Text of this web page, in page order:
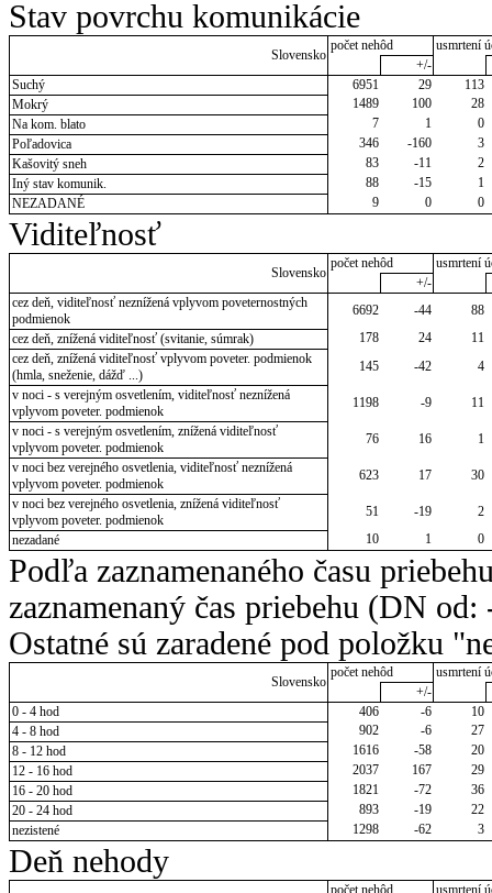
Stav povrchu komunikácie
Slovensko
počet nehôd
usmrtení
+/-
Suchý
6951 29
113
Mokrý
1489 100
28
Na kom. blato
7 1
0
Poľadovica
346 -160
3
Kašovitý sneh
83 -11
2
Iný stav komunik.
88 -15
1
NEZADANÉ
9 0 0
Viditeľnosť
Slovensko
počet nehôd
usmrtení
+/-
cez deň, viditeľnosť neznížená vplyvom poveternostných
podmienok
6692 -44
88
cez deň, znížená viditeľnosť (svitanie, súmrak)
178 24
11
cez deň, znížená viditeľnosť vplyvom poveter. podmienok
(hmla, sneženie, dážď ...)
145 -42
4
v noci - s verejným osvetlením, viditeľnosť neznížená
vplyvom poveter. podmienok
1198 -9
11
v noci - s verejným osvetlením, znížená viditeľnosť
vplyvom poveter. podmienok
76 16
1
v noci bez verejného osvetlenia, viditeľnosť neznížená
vplyvom poveter. podmienok
623 17
30
v noci bez verejného osvetlenia, znížená viditeľnosť
vplyvom poveter. podmienok
51 -19
2
nezadané
10 1 0
Podľa zaznamenaného času
zaznamenaný čas priebehu (DN
Ostatné sú zaradené pod položku
Slovensko
počet nehôd
usmrtení
+/-
0 - 4 hod
406 -6
10
4 - 8 hod
902 -6
27
8 - 12 hod
1616 -58
20
12 - 16 hod
2037 167
29
16 - 20 hod
1821 -72
36
20 - 24 hod
893 -19
22
nezistené
1298 -62 3
Deň nehody
počet nehôd
usmrtení